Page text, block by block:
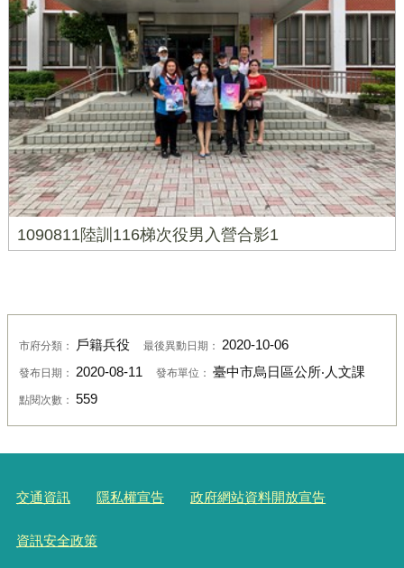
1090811陸訓116梯次役男入營合影1
市府分類： 戶籍兵役 最後異動日期： 2020-10-06
發布日期： 2020-08-11 發布單位： 臺中市烏日區公所‧人文課
點閱次數： 559
交通資訊 隱私權宣告 政府網站資料開放宣告
資訊安全政策